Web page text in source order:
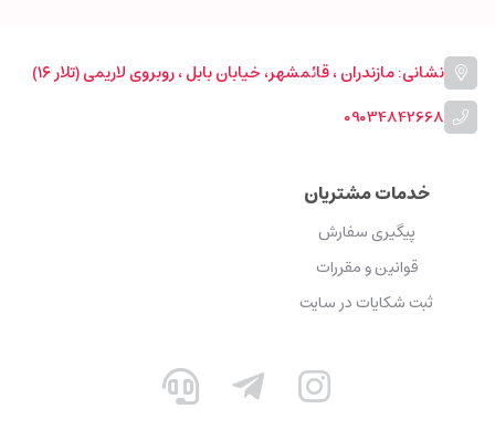
نشانی: مازندران ، قائمشهر، خیابان بابل ، روبروی لاریمی (تلار ۱۶)
09034842668
خدمات مشتریان
پیگیری سفارش
قوانین و مقررات
ثبت شکایات در سایت